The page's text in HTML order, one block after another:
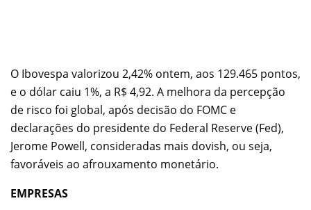
O Ibovespa valorizou 2,42% ontem, aos 129.465 pontos,
e o dólar caiu 1%, a R$ 4,92. A melhora da percepção
de risco foi global, após decisão do FOMC e
declarações do presidente do Federal Reserve (Fed),
Jerome Powell, consideradas mais dovish, ou seja,
favoráveis ao afrouxamento monetário.
EMPRESAS